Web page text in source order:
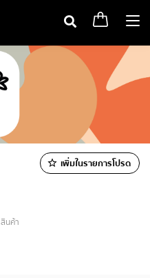
เพิ่มในรายการโปรด
สินค้า